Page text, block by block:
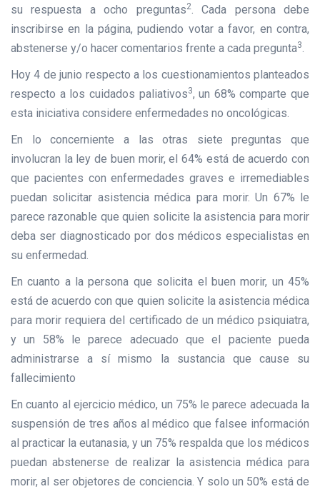
su respuesta a ocho preguntas2. Cada persona debe
inscribirse en la página, pudiendo votar a favor, en contra,
abstenerse y/o hacer comentarios frente a cada pregunta3.
Hoy 4 de junio respecto a los cuestionamientos planteados
respecto a los cuidados paliativos3, un 68% comparte que
esta iniciativa considere enfermedades no oncológicas.
En lo concerniente a las otras siete preguntas que
involucran la ley de buen morir, el 64% está de acuerdo con
que pacientes con enfermedades graves e irremediables
puedan solicitar asistencia médica para morir. Un 67% le
parece razonable que quien solicite la asistencia para morir
deba ser diagnosticado por dos médicos especialistas en
su enfermedad.
En cuanto a la persona que solicita el buen morir, un 45%
está de acuerdo con que quien solicite la asistencia médica
para morir requiera del certificado de un médico psiquiatra,
y un 58% le parece adecuado que el paciente pueda
administrarse a sí mismo la sustancia que cause su
fallecimiento
En cuanto al ejercicio médico, un 75% le parece adecuada la
suspensión de tres años al médico que falsee información
al practicar la eutanasia, y un 75% respalda que los médicos
puedan abstenerse de realizar la asistencia médica para
morir, al ser objetores de conciencia. Y solo un 50% está de